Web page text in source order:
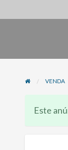
VENDA
Este